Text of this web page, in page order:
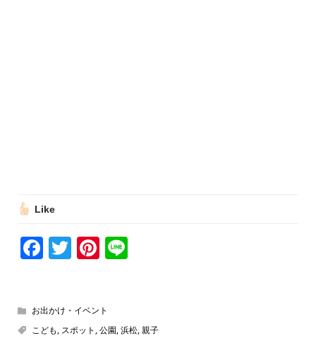
Like
Facebook
TwitterPinterest
Line
お出かけ・イベント
こども, スポット ,公園,浜松,親子